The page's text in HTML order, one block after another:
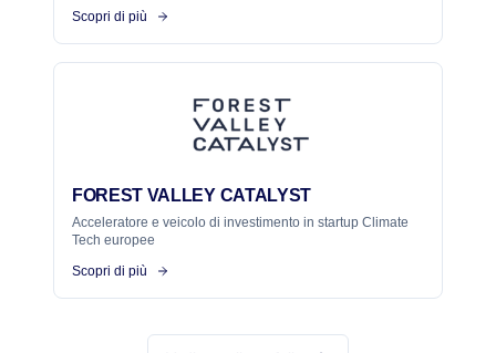
Scopri di più
FOREST VALLEY CATALYST
Acceleratore e veicolo di investimento in startup Climate
Tech europee
Scopri di più